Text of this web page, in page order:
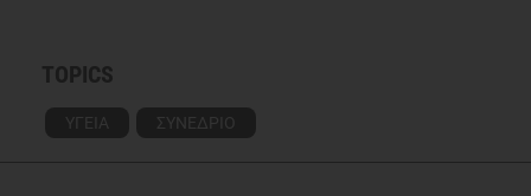
TOPICS
ΥΓΕΙΑ ΣΥΝΕΔΡΙΟ